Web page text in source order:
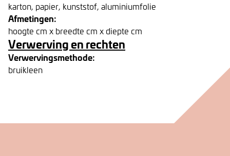
karton, papier, kunststof, aluminiumfolie
Afmetingen:
hoogte cm x breedte cm x diepte cm
Verwerving en rechten
Verwervingsmethode:
bruikleen